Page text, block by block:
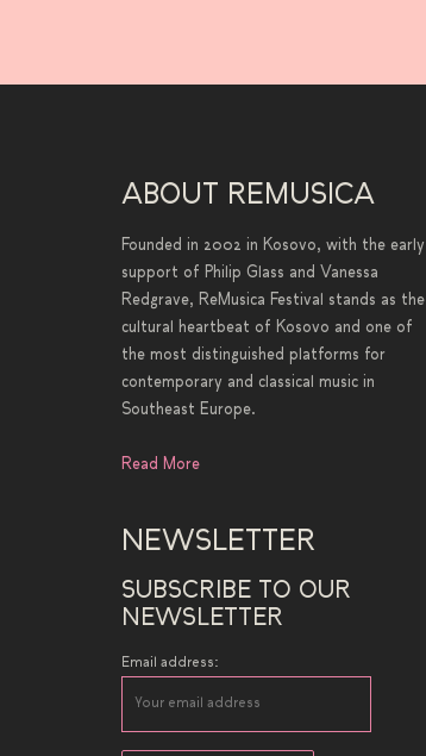
ABOUT REMUSICA
Founded in 2002 in Kosovo, with the early
support of Philip Glass and Vanessa
Redgrave, ReMusica Festival stands as the
cultural heartbeat of Kosovo and one of
the most distinguished platforms for
contemporary and classical music in
Southeast Europe.
Read More
NEWSLETTER
SUBSCRIBE TO OUR
NEWSLETTER
Email address: